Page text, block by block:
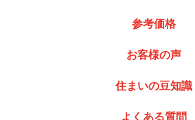
参考価格
お客様の声
住まいの豆知識
よくある質問